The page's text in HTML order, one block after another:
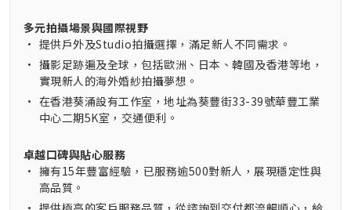
多元拍攝場景與國際視野
• 提供戶外及Studio拍攝選擇，滿足新人不同需求。
• 攝影足跡遍及全球，包括歐洲、日本、韓國及香港等地，
實現新人的海外婚紗拍攝夢想。
• 在香港葵涌設有工作室，地址為葵豐街33-39號華豐工業
中心二期5K室，交通便利。
卓越口碑與貼心服務
• 擁有15年豐富經驗，已服務逾500對新人，展現穩定性與
高品質。